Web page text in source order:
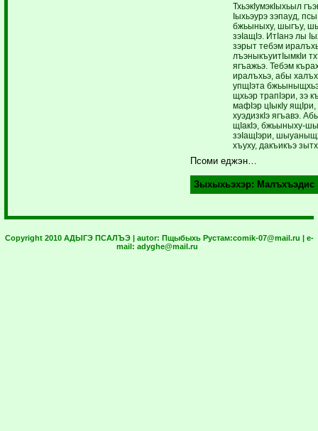
ТхьэкIумэкIыхьыл
Iыхьэурэ зэпауд,
бжьыныху, шыгъу,
зэIащIэ. ИтIанэ лы
зэрыт тебэм
лъэныкъуитIымкIи
ягъажьэ. Тебэм
иралъхьэ, абы
упщIэта
щхьэр трапIэри, зэ
мафIэр цIыкIу ящIри,
хуэдизкIэ ягъавэ.
щIакIэ, бжьыныху-
зэIащIэри,
хъуху, дакъикъэ
Псоми еджэн…
Зыхыхьэхэр: Малъхъэдис
Copyright 2010 АДЫГЭ ПСАЛЪЭ | autor: Пщыбыхь Рустам:comik-07@mail.ru | e-
mail: adyghe@mail.ru